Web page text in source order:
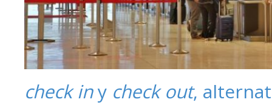
check iny check out,